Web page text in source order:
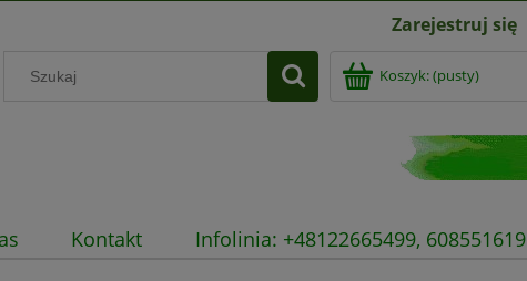
Zarejestruj się
Koszyk:(pusty)
Kontakt Infolinia: +48122665499, 608551619